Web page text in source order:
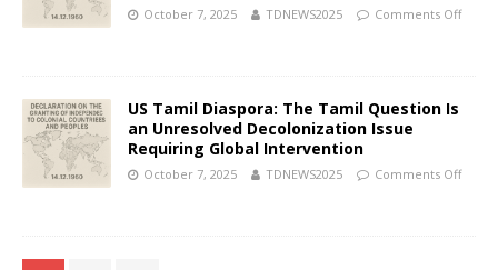
October 7, 2025 TDNEWS2025 Comments Off
US Tamil Diaspora: The Tamil Question Is
an Unresolved Decolonization Issue
Requiring Global Intervention
October 7, 2025 TDNEWS2025 Comments Off